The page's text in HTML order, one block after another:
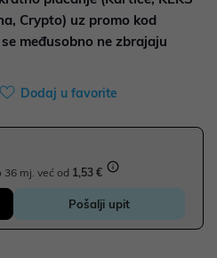
Crypto) uz promo kod
međusobno ne zbrajaju
Dodaj u favorite
36 mj. već od 1,53 €
Pošalji upit